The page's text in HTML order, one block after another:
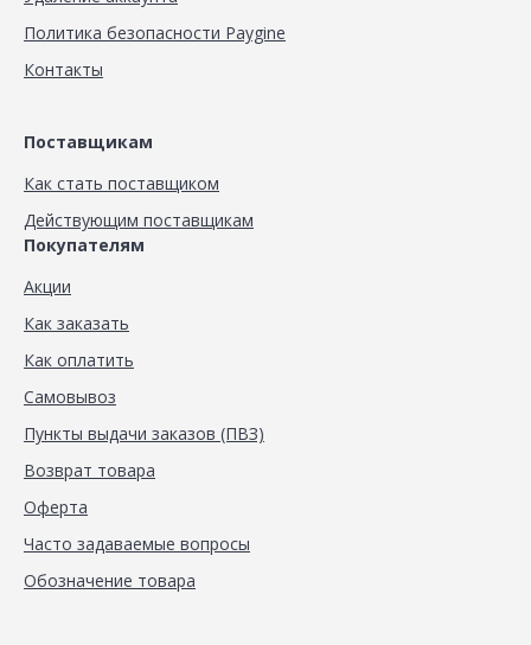
Политика безопасности Paygine
Контакты
Поставщикам
Как стать поставщиком
Действующим поставщикам
Покупателям
Акции
Как заказать
Как оплатить
Самовывоз
Пункты выдачи заказов (ПВЗ)
Возврат товара
Оферта
Часто задаваемые вопросы
Обозначение товара